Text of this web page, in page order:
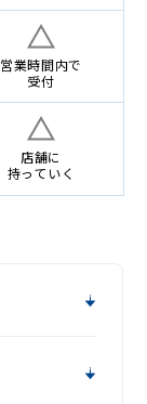
営業時間内で
受付
店舗に
持っていく